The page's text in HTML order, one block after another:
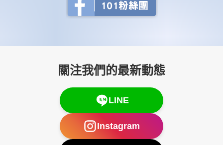
關注我們的最新動態
LINE
Instagram